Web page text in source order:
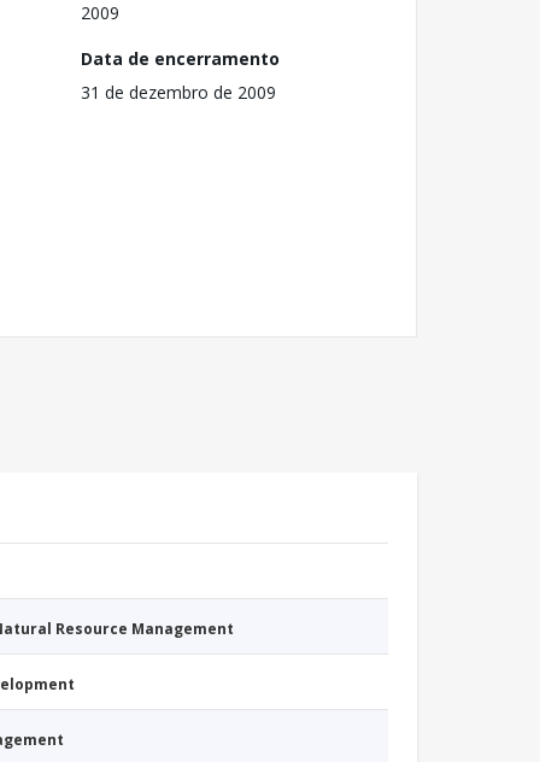
2009
Data de encerramento
31 de dezembro de 2009
Resource Management